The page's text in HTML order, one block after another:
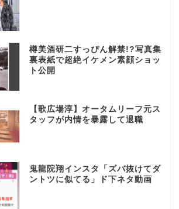
樽美酒研二すっぴん解禁!?写真集
裏表紙で超絶イケメン素顔ショッ
ト公開
【歌広場淳】オータムリーフ元ス
タッフが内情を暴露して退職
鬼龍院翔インスタ「ズバ抜けてダ
ントツに似てる」ド下ネタ動画